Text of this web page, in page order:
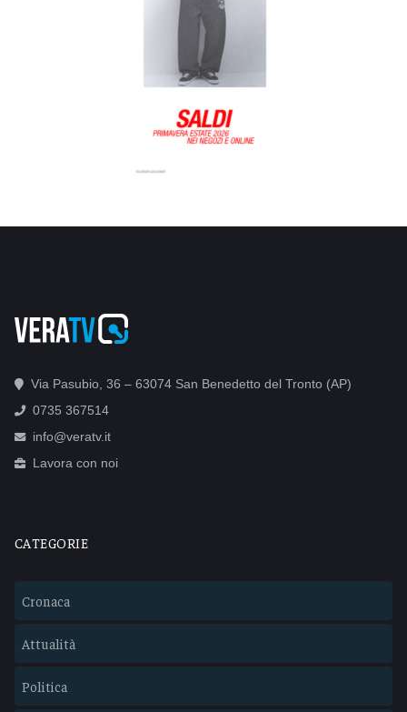
Via Pasubio, 36 – 63074 San Benedetto del Tronto (AP)
0735 367514
info@veratv.it
Lavora con noi
CATEGORIE
Cronaca
Attualità
Politica